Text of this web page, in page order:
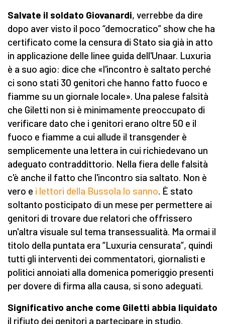
Salvate il soldato Giovanardi, verrebbe da dire
dopo aver visto il poco “democratico” show che ha
certificato come la censura di Stato sia già in atto
in applicazione delle linee guida dell'Unaar. Luxuria
è a suo agio: dice che «l'incontro è saltato perché
ci sono stati 30 genitori che hanno fatto fuoco e
fiamme su un giornale locale». Una palese falsità
che Giletti non si è minimamente preoccupato di
verificare dato che i genitori erano oltre 50 e il
fuoco e fiamme a cui allude il transgender è
semplicemente una lettera in cui richiedevano un
adeguato contraddittorio. Nella fiera delle falsità
c'è anche il fatto che l'incontro sia saltato. Non è
vero e i lettori della Bussola lo sanno. È stato
soltanto posticipato di un mese per permettere ai
genitori di trovare due relatori che offrissero
un'altra visuale sul tema transessualità. Ma ormai il
titolo della puntata era “Luxuria censurata”, quindi
tutti gli interventi dei commentatori, giornalisti e
politici annoiati alla domenica pomeriggio presenti
per dovere di firma alla causa, si sono adeguati.
Significativo anche come Giletti abbia liquidato
il rifiuto dei genitori a partecipare in studio.